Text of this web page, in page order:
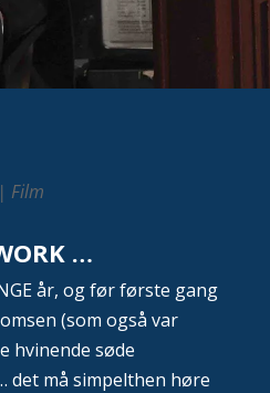
Film
…
år, og før første gang
(som også var
hvinende søde
det må simpelthen høre